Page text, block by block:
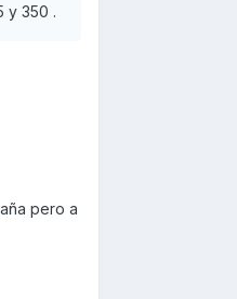
y 350 .
pero a